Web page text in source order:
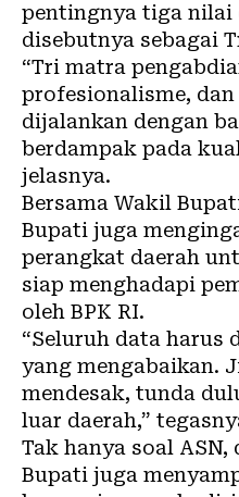
pentingnya tiga nilai
disebutnya sebagai
“Tri matra
profesionalisme,
dijalankan dengan
berdampak pada
jelasnya.
Bersama Wakil
Bupati juga
perangkat daerah
siap menghadapi
oleh BPK RI.
“Seluruh data harus
yang mengabaikan.
mendesak, tunda
luar daerah,”
Tak hanya soal
Bupati juga